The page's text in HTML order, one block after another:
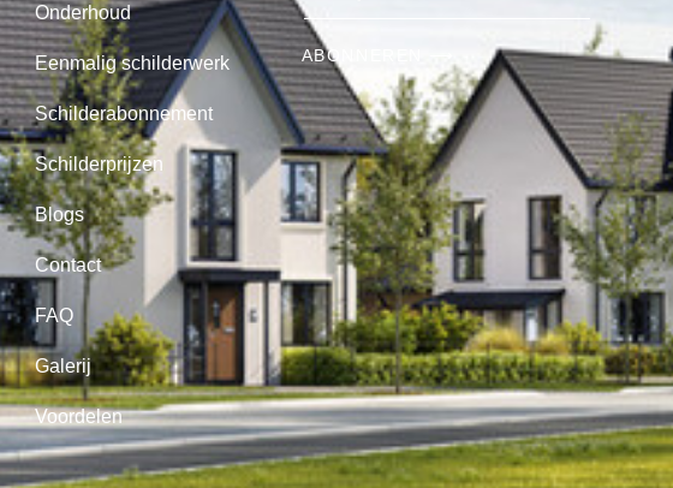
Onderhoud
Eenmalig schilderwerk
Schilderabonnement
Schilderprijzen
Blogs
Contact
FAQ
Galerij
Voordelen
ABONNEREN ⟶